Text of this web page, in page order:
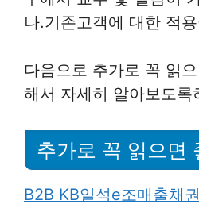
나.기존고객에 대한 적
다음으로 추가로 꼭 읽
해서 자세히 알아보도록
추가로 꼭 읽으면
B2B KB일석e조매출채